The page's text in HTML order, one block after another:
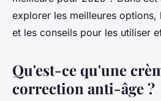
explorer les meilleures options,
et les conseils pour les utiliser
Qu'est-ce qu'une
correction anti-âge ?